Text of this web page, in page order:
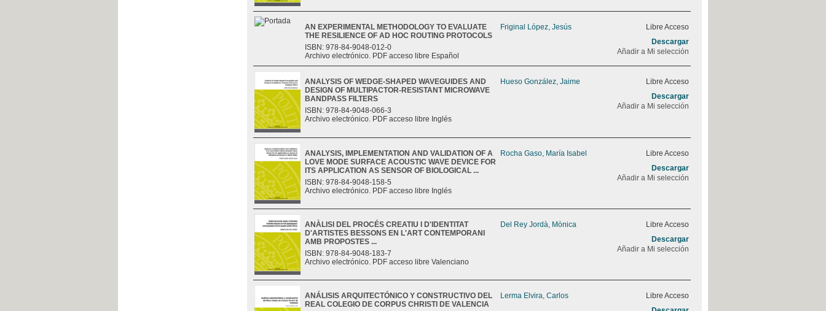
AN EXPERIMENTAL METHODOLOGY TO EVALUATE
THE RESILIENCE OF AD HOC ROUTING PROTOCOLS
ISBN: 978-84-9048-012-0
Archivo electrónico. PDF acceso libre Español
Friginal López, Jesús
Libre Acceso
Descargar
Añadir a Mi selección
ANALYSIS OF WEDGE-SHAPED WAVEGUIDES AND
DESIGN OF MULTIPACTOR-RESISTANT MICROWAVE
BANDPASS FILTERS
ISBN: 978-84-9048-066-3
Archivo electrónico. PDF acceso libre Inglés
Hueso González, Jaime
Libre Acceso
Descargar
Añadir a Mi selección
ANALYSIS, IMPLEMENTATION AND VALIDATION OF A
LOVE MODE SURFACE ACOUSTIC WAVE DEVICE FOR
ITS APPLICATION AS SENSOR OF BIOLOGICAL ...
ISBN: 978-84-9048-158-5
Archivo electrónico. PDF acceso libre Inglés
Rocha Gaso, María Isabel
Libre Acceso
Descargar
Añadir a Mi selección
ANÀLISI DEL PROCÉS CREATIU I D'IDENTITAT
D'ARTISTES BESSONS EN L'ART CONTEMPORANI
AMB PROPOSTES ...
ISBN: 978-84-9048-183-7
Archivo electrónico. PDF acceso libre Valenciano
Del Rey Jordà, Mònica
Libre Acceso
Descargar
Añadir a Mi selección
ANÁLISIS ARQUITECTÓNICO Y CONSTRUCTIVO DEL
REAL COLEGIO DE CORPUS CHRISTI DE VALENCIA
Lerma Elvira, Carlos
Libre Acceso